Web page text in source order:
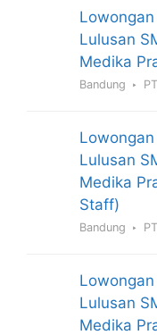
Lulusan
Medika
Bandung
Lulusan
Medika
Staff)
Bandung
Lulusan
Medika